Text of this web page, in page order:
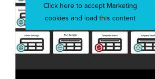
Click here to accept Marketing
cookies and load this content